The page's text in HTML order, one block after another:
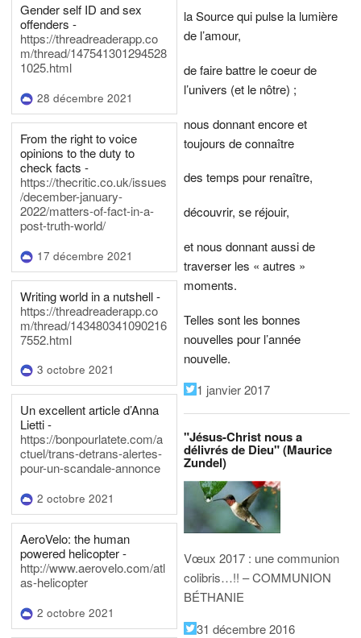
Gender self ID and sex
offenders -
https://threadreaderapp.co
m/thread/147541301294528
1025.html
28 décembre 2021
From the right to voice
opinions to the duty to
check facts -
https://thecritic.co.uk/issues
/december-january-
2022/matters-of-fact-in-a-
post-truth-world/
17 décembre 2021
Writing world in a nutshell -
https://threadreaderapp.co
m/thread/143480341090216
7552.html
3 octobre 2021
Un excellent article d’Anna
Lietti -
https://bonpourlatete.com/a
ctuel/trans-detrans-alertes-
pour-un-scandale-annonce
2 octobre 2021
AeroVelo: the human
powered helicopter -
http://www.aerovelo.com/atl
as-helicopter
2 octobre 2021
la Source qui pulse la lumière
de l’amour,
de faire battre le coeur de
l’univers (et le nôtre) ;
nous donnant encore et
toujours de connaître
des temps pour renaître,
découvrir, se réjouir,
et nous donnant aussi de
traverser les « autres »
moments.
Telles sont les bonnes
nouvelles pour l’année
nouvelle.
1 janvier 2017
"Jésus-Christ nous a
délivrés de Dieu" (Maurice
Zundel)
Vœux 2017 : une communion
colibris…!! – COMMUNION
BÉTHANIE
31 décembre 2016